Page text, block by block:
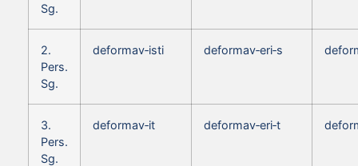
Sg.
2.
Pers.
Sg.
deformav‑isti deformav‑eri‑s
3.
Pers.
Sg.
deformav‑it deformav‑eri‑t